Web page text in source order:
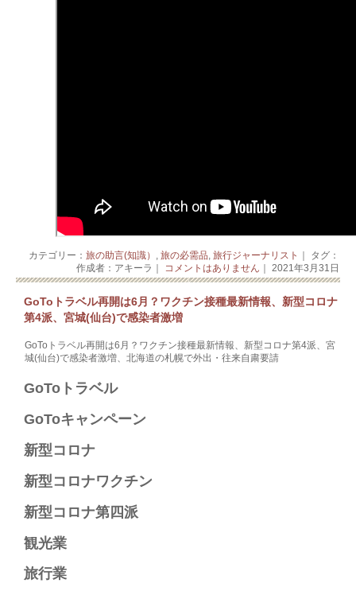
カテゴリー： 旅の助言(知識） , 旅の必需品, 旅行ジャーナリスト
｜ タグ：
作成者：アキーラ｜ コメントはありません ｜ 2021年3月31日
GoToトラベル再開は6月？ワクチン接種最新情報、新型コロナ
第4派、宮城(仙台)で感染者激増
GoToトラベル再開は6月？ワクチン接種最新情報、新型コロナ第4派、宮
城(仙台)で感染者激増、北海道の札幌で外出・往来自粛要請
GoToトラベル​
GoToキャンペーン​
新型コロナ​
新型コロナワクチン​
新型コロナ第四派​
観光業​
旅行業​